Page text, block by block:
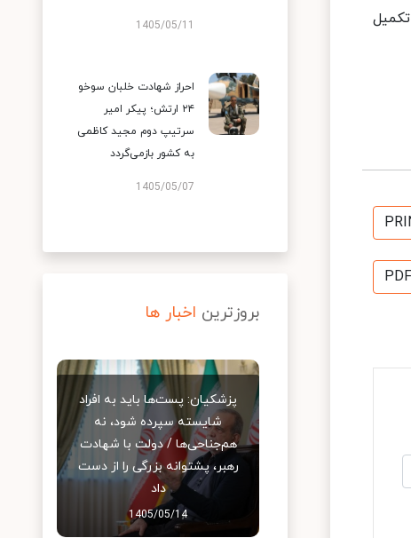
PDF
1405/05/11
احراز شهادت خلبان سوخو
۲۴ ارتش؛ پیکر امیر
سرتیپ دوم مجید کاظمی
به کشور بازمی‌گردد
1405/05/07
بروزترین اخبار ها
پزشکیان: پست‌ها باید به افراد
شایسته سپرده شود، نه
هم‌جناحی‌ها / دولت با شهادت
رهبر، پشتوانه بزرگی را از دست
داد
1405/05/14